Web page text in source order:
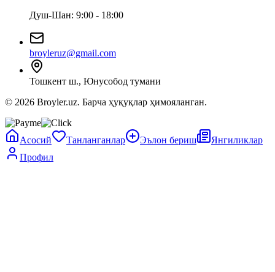
Душ-Шан: 9:00 - 18:00
broyleruz@gmail.com
Тошкент ш., Юнусобод тумани
© 2026 Broyler.uz. Барча ҳуқуқлар ҳимояланган.
Асосий Танланганлар Эълон бериш
Янгиликлар
Профил